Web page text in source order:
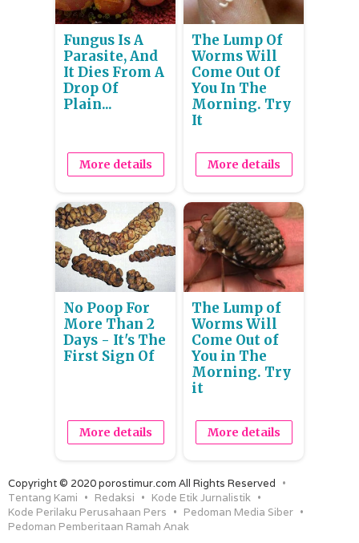
Fungus Is A
Parasite, And
It Dies From A
Drop Of
Plain...
More details
The Lump Of
Worms Will
Come Out Of
You In The
Morning. Try
It
More details
No Poop For
More Than 2
Days - It's The
First Sign Of
More details
The Lump of
Worms Will
Come Out of
You in The
Morning. Try
it
More details
Copyright © 2020 porostimur.com All Rights Reserved
Tentang Kami
Redaksi
Kode Etik Jurnalistik
Kode Perilaku Perusahaan Pers
Pedoman Media Siber
Pedoman Pemberitaan Ramah Anak